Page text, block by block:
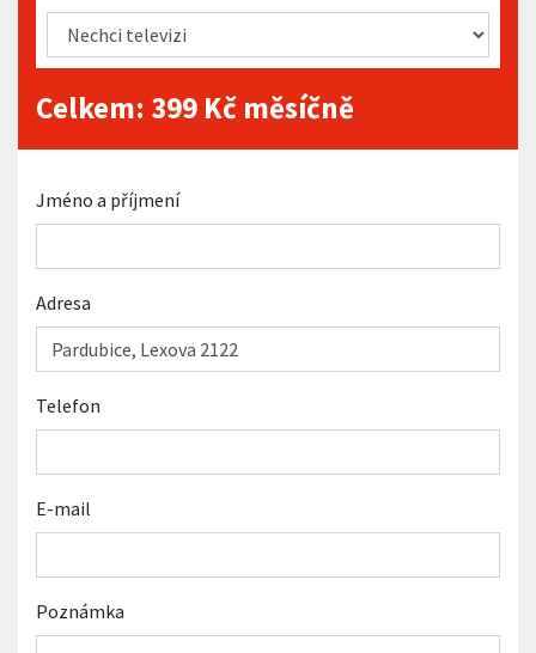
Celkem: 399 Kč měsíčně
Jméno a příjmení
Adresa
Telefon
E-mail
Poznámka